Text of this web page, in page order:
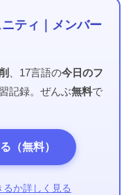
ティ｜メンバー
、17言語の今日のフ
記録。ぜんぶ無料で
（無料）
か詳しく見る